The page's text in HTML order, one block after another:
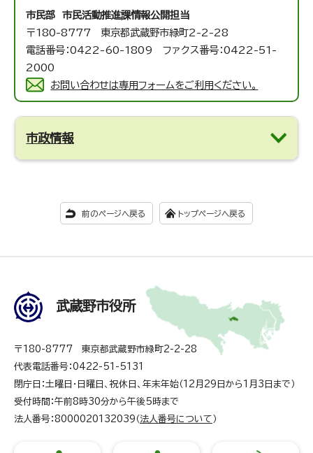
市民部 市民活動推進課情報公開担当
〒180-8777 東京都武蔵野市緑町2-2-28
電話番号：0422-60-1809 ファクス番号：0422-51-
2000
お問い合わせは専用フォームをご利用ください。
市政情報
前のページへ戻る トップページへ戻る
武蔵野市役所
〒180-8777 東京都武蔵野市緑町2-2-28
代表電話番号：0422-51-5131
閉庁日：土曜日・日曜日、祝休日、年末年始（12月29日から1月3日まで）
受付時間：午前8時30分から午後5時まで
法人番号：8000020132039（ 法人番号について ）